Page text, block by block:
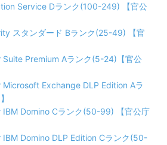
Service Dランク(100-249) 【官公
スタンダード Bランク(25-49) 【官
Premium Aランク(5-24)【官公
Exchange DLP Edition Aラ
Domino Cランク(50-99) 【官公庁
Domino DLP Edition Cランク(50-